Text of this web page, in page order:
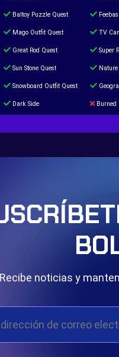
Baltoy Puzzle Quest
Mago Outfit Quest TV
Great Rod Quest Super
Sun Stone Quest
Snowboard Outfit Quest
Dark Side Burned
Recibe noticias y